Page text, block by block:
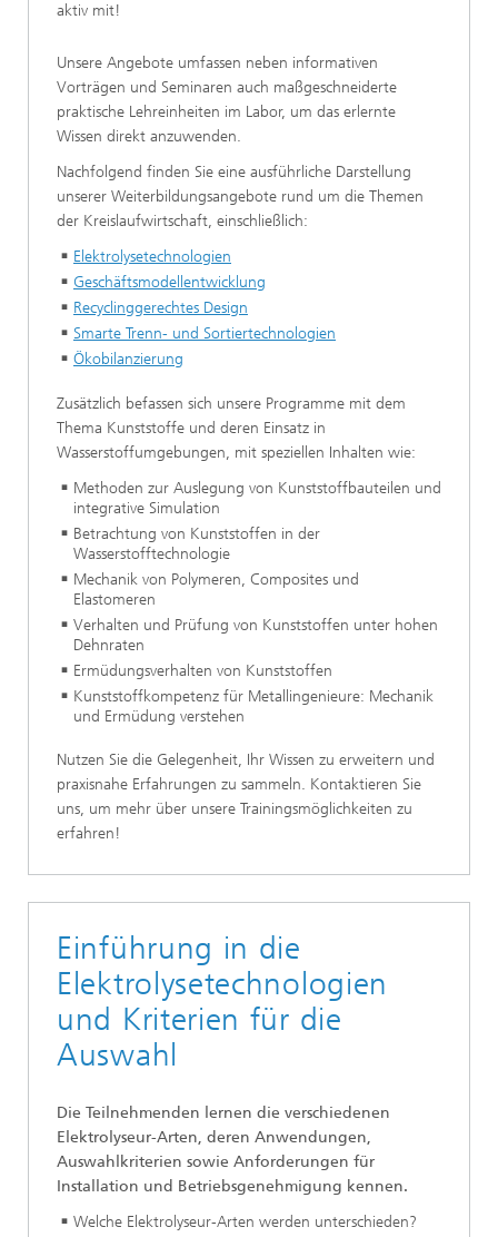
aktiv mit!
Unsere Angebote umfassen neben informativen
Vorträgen und Seminaren auch maßgeschneiderte
praktische Lehreinheiten im Labor, um das erlernte
Wissen direkt anzuwenden.
Nachfolgend finden Sie eine ausführliche Darstellung
unserer Weiterbildungsangebote rund um die Themen
der Kreislaufwirtschaft, einschließlich:
Elektrolysetechnologien
Geschäftsmodellentwicklung
Recyclinggerechtes Design
Smarte Trenn- und Sortiertechnologien
Ökobilanzierung
Zusätzlich befassen sich unsere Programme mit dem
Thema Kunststoffe und deren Einsatz in
Wasserstoffumgebungen, mit speziellen Inhalten wie:
Methoden zur Auslegung von Kunststoffbauteilen und
integrative Simulation
Betrachtung von Kunststoffen in der
Wasserstofftechnologie
Mechanik von Polymeren, Composites und
Elastomeren
Verhalten und Prüfung von Kunststoffen unter hohen
Dehnraten
Ermüdungsverhalten von Kunststoffen
Kunststoffkompetenz für Metallingenieure: Mechanik
und Ermüdung verstehen
Nutzen Sie die Gelegenheit, Ihr Wissen zu erweitern und
praxisnahe Erfahrungen zu sammeln. Kontaktieren Sie
uns, um mehr über unsere Trainingsmöglichkeiten zu
erfahren!
Einführung in die
Elektrolysetechnologien
und Kriterien für die
Auswahl
Die Teilnehmenden lernen die verschiedenen
Elektrolyseur-Arten, deren Anwendungen,
Auswahlkriterien sowie Anforderungen für
Installation und Betriebsgenehmigung kennen.
Welche Elektrolyseur-Arten werden unterschieden?